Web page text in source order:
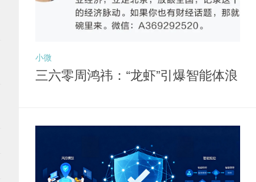
小微
三六零周鸿祎：“龙虾”引爆智能体浪